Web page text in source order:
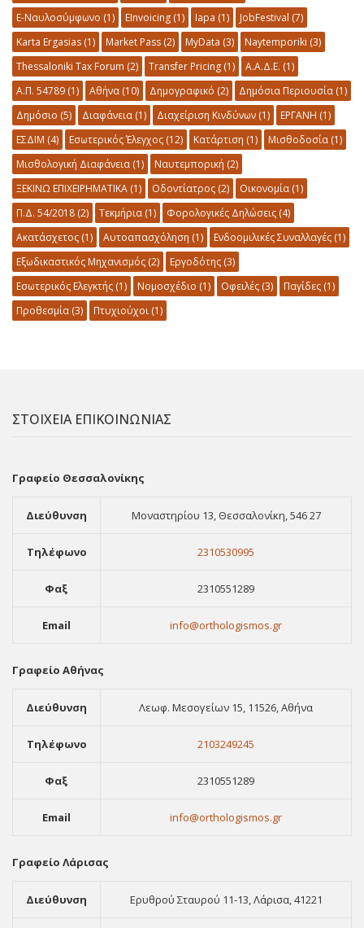
E-Ναυλοσύμφωνο (1) EInvoicing (1) Iapa (1) JobFestival (7)
Karta Ergasias (1) Market Pass (2) MyData (3) Naytemporiki (3)
Thessaloniki Tax Forum (2) Transfer Pricing (1) Α.Α.Δ.Ε. (1)
Α.Π. 54789 (1) Αθήνα (10) Δημογραφικό (2) Δημόσια Περιουσία (1)
Δημόσιο (5) Διαφάνεια (1) Διαχείριση Κινδύνων (1) ΕΡΓΑΝΗ (1)
ΕΣΔΙΜ (4) Εσωτερικός Έλεγχος (12) Κατάρτιση (1) Μισθοδοσία (1)
Μισθολογική Διαφάνεια (1) Ναυτεμπορική (2)
ΞΕΚΙΝΩ ΕΠΙΧΕΙΡΗΜΑΤΙΚΑ (1) Οδοντίατρος (2) Οικονομία (1)
Π.Δ. 54/2018 (2) Τεκμήρια (1) Φορολογικές Δηλώσεις (4)
Ακατάσχετος (1) Αυτοαπασχόληση (1) Ενδοομιλικές Συναλλαγές (1)
Εξωδικαστικός Μηχανισμός (2) Εργοδότης (3)
Εσωτερικός Ελεγκτής (1) Νομοσχέδιο (1) Οφειλές (3) Παγίδες (1)
Προθεσμία (3) Πτυχιούχοι (1)
ΣΤΟΙΧΕΙΑ ΕΠΙΚΟΙΝΩΝΙΑΣ
Γραφείο Θεσσαλονίκης
Διεύθυνση Μοναστηρίου 13, Θεσσαλονίκη, 546 27
Τηλέφωνο 2310530995
Φαξ 2310551289
Email info@orthologismos.gr
Γραφείο Αθήνας
Διεύθυνση Λεωφ. Μεσογείων 15, 11526, Αθήνα
Τηλέφωνο 2103249245
Φαξ 2310551289
Email info@orthologismos.gr
Γραφείο Λάρισας
Διεύθυνση Ερυθρού Σταυρού 11-13, Λάρισα, 41221